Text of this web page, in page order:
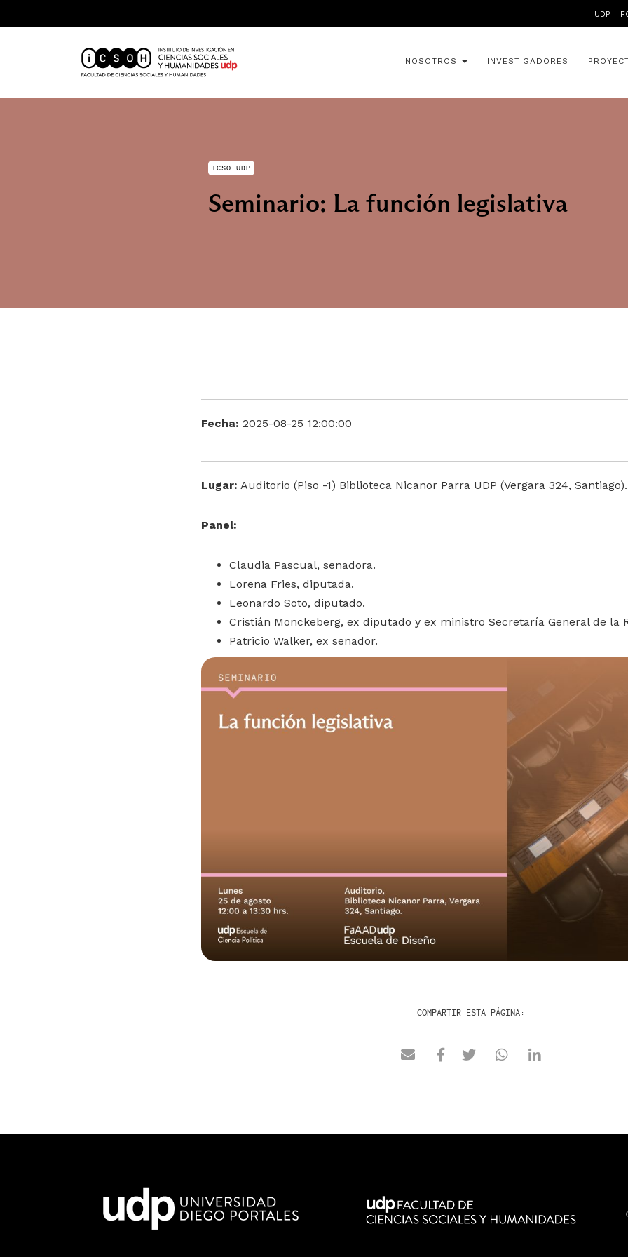
UDP
NOSOTROS INVESTIGADORES
ICSO UDP
Seminario: La función legislativa
Fecha: 2025-08-25 12:00:00
Lugar: Auditorio (Piso -1) Biblioteca Nicanor Parra UDP (Vergara 324, Santiago).
Panel:
Claudia Pascual, senadora.
Lorena Fries, diputada.
Leonardo Soto, diputado.
Cristián Monckeberg, ex diputado y ex ministro Secretaría General de la
Patricio Walker, ex senador.
COMPARTIR ESTA PÁGINA: